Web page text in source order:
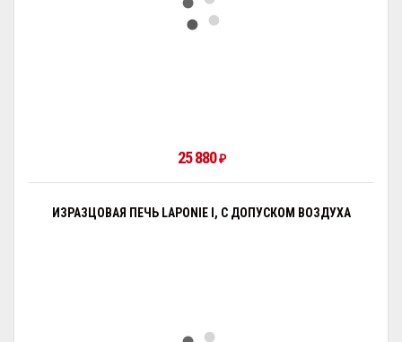
25 880₽
ИЗРАЗЦОВАЯ ПЕЧЬ LAPONIE I, С ДОПУСКОМ ВОЗДУХА